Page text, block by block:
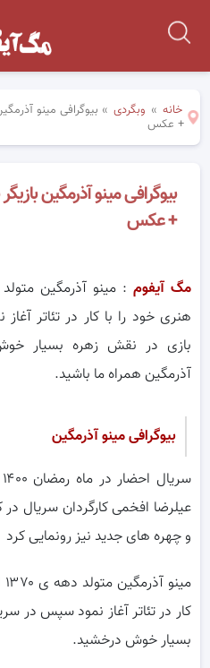
خانه » وبگردی » بیوگرافی مینو
+ عکس
بیوگرافی مینو آذرمگین
+ عکس
مگ آیفوم
هنری خود را با کار در تئاتر
بازی در نقش زهره بسیار
آذرمگین همراه ما باشید.
بیوگرافی مینو آذرمگین
عیلرضا افخمی کارگردان سریال در
و چهره های جدید نیز رونمایی کرد
کار در تئاتر آغاز نمود سپس در
بسیار خوش درخشید.